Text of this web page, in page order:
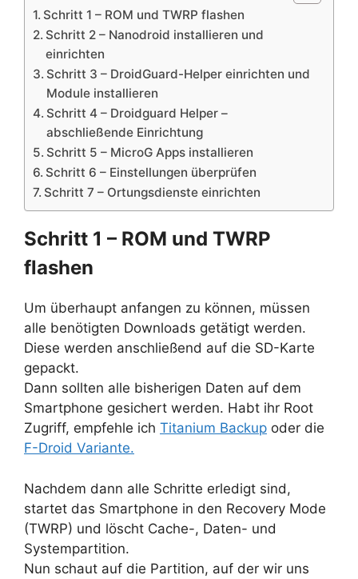
Schritt 1 – ROM und TWRP flashen
Schritt 2 – Nanodroid installieren und
einrichten
Schritt 3 – DroidGuard-Helper einrichten und
Module installieren
Schritt 4 – Droidguard Helper –
abschließende Einrichtung
Schritt 5 – MicroG Apps installieren
Schritt 6 – Einstellungen überprüfen
Schritt 7 – Ortungsdienste einrichten
Schritt 1 – ROM und TWRP
flashen
Um überhaupt anfangen zu können, müssen
alle benötigten Downloads getätigt werden.
Diese werden anschließend auf die SD-Karte
gepackt.
Dann sollten alle bisherigen Daten auf dem
Smartphone gesichert werden. Habt ihr Root
Zugriff, empfehle ich Titanium Backup oder die
F-Droid Variante.
Nachdem dann alle Schritte erledigt sind,
startet das Smartphone in den Recovery Mode
(TWRP) und löscht Cache-, Daten- und
Systempartition.
Nun schaut auf die Partition, auf der wir uns